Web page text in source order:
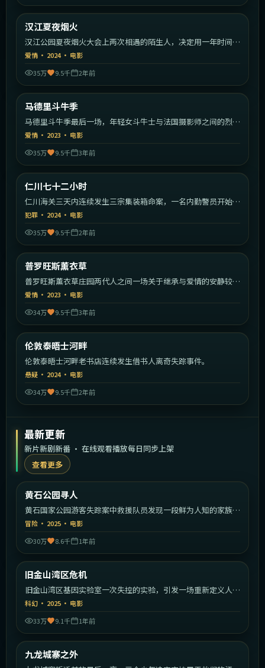
热门
汉江夏夜烟火
汉江公园夏夜烟火大会上两次相遇的陌生人，决定用一年时间彼
此追寻。
爱情 · 2024· 电影
35万
9.5千 2年前
热门
马德里斗牛季
马德里斗牛季最后一场，年轻女斗牛士与法国摄影师之间的烈日
恋曲。
爱情 · 2023 · 电影
35万
9.5千 3年前
热门
仁川七十二小时
仁川海关三天内连续发生三宗集装箱命案，一名内勤警员开始反
向追查。
犯罪 · 2024· 电影
35万
9.5千 2年前
热门
普罗旺斯薰衣草
普罗旺斯薰衣草庄园两代人之间一场关于继承与爱情的安静较
量。
爱情 · 2023 · 电影
34万
9.5千 3年前
热门
伦敦泰晤士河畔
伦敦泰晤士河畔老书店连续发生借书人离奇失踪事件。
悬疑 · 2024· 电影
34万
9.5千 2年前
最新更新
新片新剧新番 · 在线观看播放每日同步上架
查看更多
最新
黄石公园寻人
黄石国家公园游客失踪案中救援队员发现一段鲜为人知的家族秘
密。
冒险 · 2025 · 电影
30万
8.6千 1年前
最新
旧金山湾区危机
旧金山湾区基因实验室一次失控的实验，引发一场重新定义人类
的危机。
科幻 · 2025 · 电影
33万
9.1千 1年前
最新
九龙城寨之外